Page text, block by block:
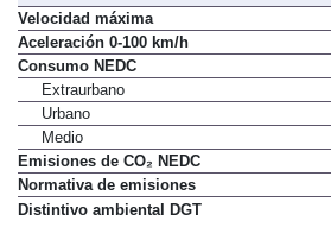
Velocidad máxima
Aceleración 0-100 km/h
Consumo NEDC
Extraurbano
Urbano
Medio
Emisiones de CO₂ NEDC
Normativa de emisiones
Distintivo ambiental DGT